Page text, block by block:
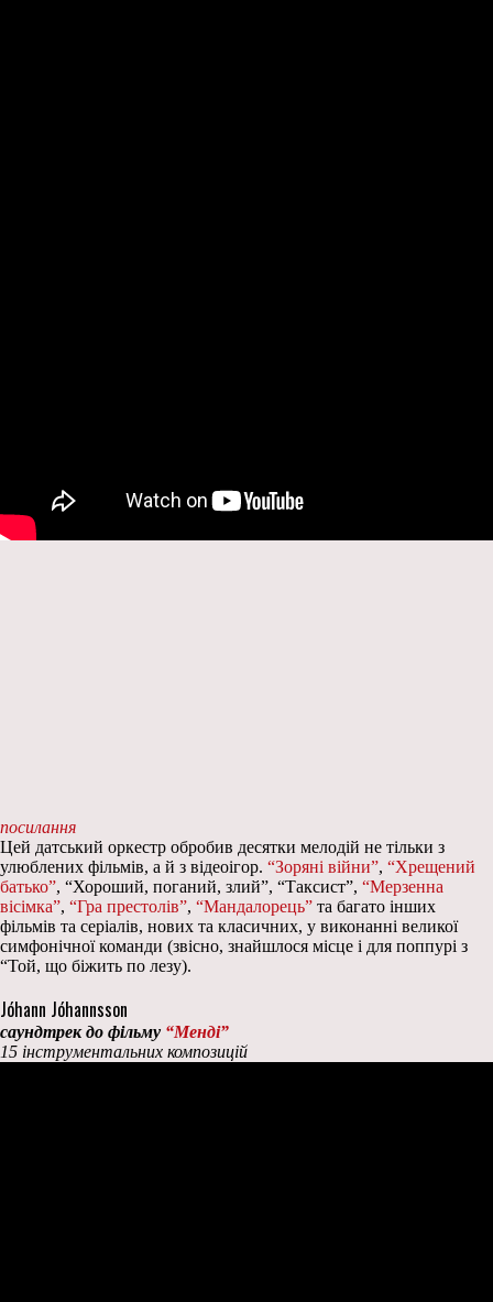
посилання
Цей датський оркестр обробив десятки мелодій не тільки з
улюблених фільмів, а й з відеоігор. “Зоряні війни”, “Хрещений
батько”, “Хороший, поганий, злий”, “Таксист”, “Мерзенна
вісімка”, “Гра престолів”, “Мандалорець” та багато інших
фільмів та серіалів, нових та класичних, у виконанні великої
симфонічної команди (звісно, знайшлося місце і для поппурі з
“Той, що біжить по лезу).
Jóhann Jóhannsson
саундтрек до фільму “Менді”
15 інструментальних композицій